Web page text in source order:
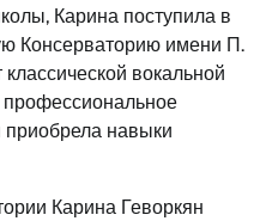
Карина поступила в
Консерваторию имени П.
вокальной
профессиональное
навыки
Карина Геворкян